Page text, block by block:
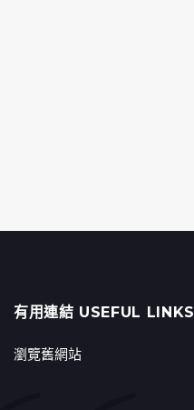
有用連結 USEFUL LINKS
瀏覽舊網站